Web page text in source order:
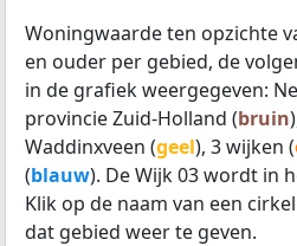
Woningwaarde ten opzichte
en ouder per gebied, de
in de grafiek weergegeven:
provincie Zuid-Holland (bruin
Waddinxveen (geel), 3 wijken (
(blauw). De Wijk 03 wordt in
Klik op de naam van een
dat gebied weer te geven.